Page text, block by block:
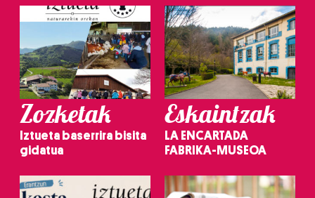
Zozketak
Iztueta baserrira bisita
gidatua
Eskaintzak
LA ENCARTADA
FABRIKA-MUSEOA